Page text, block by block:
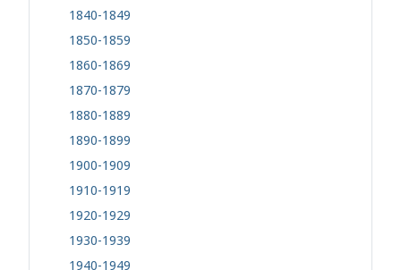
1840-1849
1850-1859
1860-1869
1870-1879
1880-1889
1890-1899
1900-1909
1910-1919
1920-1929
1930-1939
1940-1949